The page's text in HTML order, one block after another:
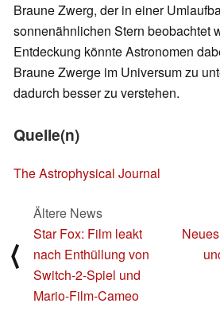
Braune Zwerg, der in einer
sonnenähnlichen Stern beobachtet
Entdeckung könnte Astronomen
Braune Zwerge im Universum zu
dadurch besser zu verstehen.
Quelle(n)
The Astrophysical Journal
⟨
Ältere News
Star Fox: Film leakt
nach Enthüllung von
Switch-2-Spiel und
Mario-Film-Cameo